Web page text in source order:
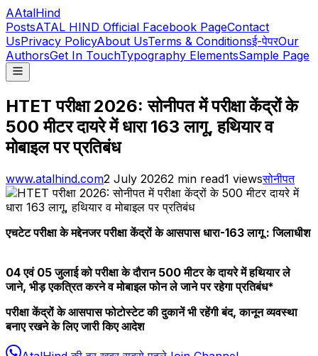
AAtalHind
PostsATAL HIND Official Facebook PageContact
UsPrivacy PolicyAbout UsTerms & Conditionsई-पेपरOur
AuthorsGet In TouchTypography ElementsSample Page
HTET परीक्षा 2026: सोनीपत में परीक्षा केंद्रों के
500 मीटर दायरे में धारा 163 लागू, हथियार व
मोबाइल पर प्रतिबंध
www.atalhind.com2 July 20262 min read1 viewsसोनीपत
एचटेट परीक्षा के मद्देनजर परीक्षा केंद्रों के आसपास धारा-163 लागू : जिलाधीश
04 एवं 05 जुलाई को परीक्षा के दौरान 500 मीटर के दायरे में हथियार ले
जाने, भीड़ एकत्रित करने व मोबाइल फोन ले जाने पर रहेगा प्रतिबंध*
परीक्षा केंद्रों के आसपास फोटोस्टेट की दुकानें भी रहेंगी बंद, कानून व्यवस्था
बनाए रखने के लिए जारी किए आदेश